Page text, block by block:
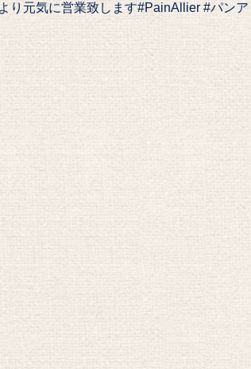
り元気に営業致します️#PainAllier #パン